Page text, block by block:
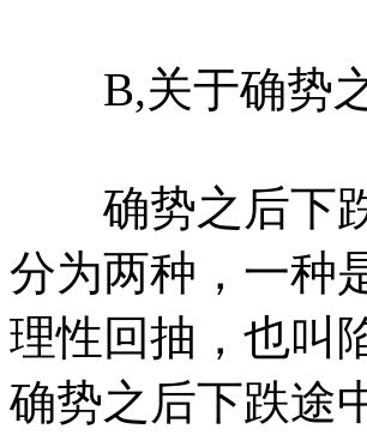
B,关于确势之
确势之后下跌
分为两种，一种
理性回抽，也叫
确势之后下跌途